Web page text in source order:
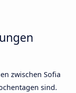
zwischen Sofia
sind.